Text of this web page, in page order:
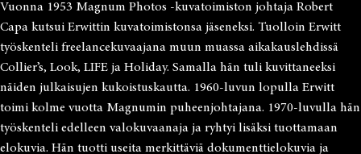
Vuonna 1953 Magnum Photos -kuvatoimiston johtaja Robert
Capa kutsui Erwittin kuvatoimistonsa jäseneksi. Tuolloin Erwitt
työskenteli freelancekuvaajana muun muassa aikakauslehdissä
Collier’s, Look, LIFE ja Holiday. Samalla hän tuli kuvittaneeksi
näiden julkaisujen kukoistuskautta. 1960-luvun lopulla Erwitt
toimi kolme vuotta Magnumin puheenjohtajana. 1970-luvulla hän
työskenteli edelleen valokuvaanaja ja ryhtyi lisäksi tuottamaan
elokuvia. Hän tuotti useita merkittäviä dokumenttielokuvia ja